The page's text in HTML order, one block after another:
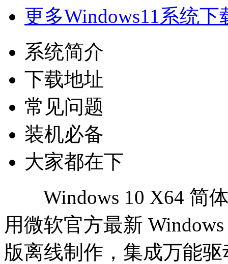
更多Windows11系统下
系统简介
下载地址
常见问题
装机必备
大家都在下
Windows 10 X64 简体
用微软官方最新
版离线制作，集成万能